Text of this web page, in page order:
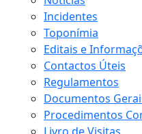
Incidentes
Toponímia
Editais e
Contactos Úteis
Regulamentos
Documentos
Procedimentos